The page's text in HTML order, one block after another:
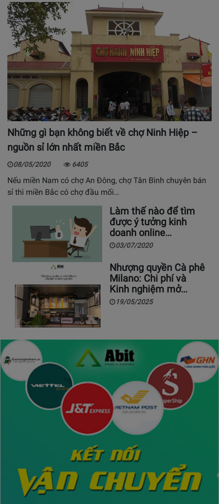
Những gì bạn không biết về chợ Ninh Hiệp –
nguồn sỉ lớn nhất miền Bắc
08/05/2020 6405
Nếu miền Nam có chợ An Đông, chợ Tân Bình chuyên bán
sỉ thì miền Bắc có chợ đầu mối…
Làm thế nào để tìm
được ý tưởng kinh
doanh online…
03/07/2020
Nhượng quyền Cà phê
Milano: Chi phí và
Kinh nghiệm mở…
19/05/2025